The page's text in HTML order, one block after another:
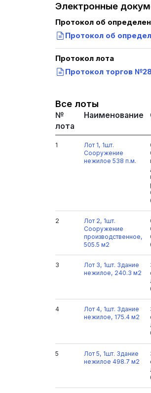
Электронные
Протокол об
Протокол об
Протокол лота
Протокол торгов
Все лоты
№
лота
Наименование
1
Лот 1, 1шт.
Сооружение
нежилое 538 п.м.
2
Лот 2, 1шт.
Сооружение
производственное,
505.5 м2
3
Лот 3, 1шт. Здание
нежилое, 240.3 м2
4
Лот 4, 1шт. Здание
нежилое, 175.4 м2
5
Лот 5, 1шт. Здание
нежилое 498.7 м2